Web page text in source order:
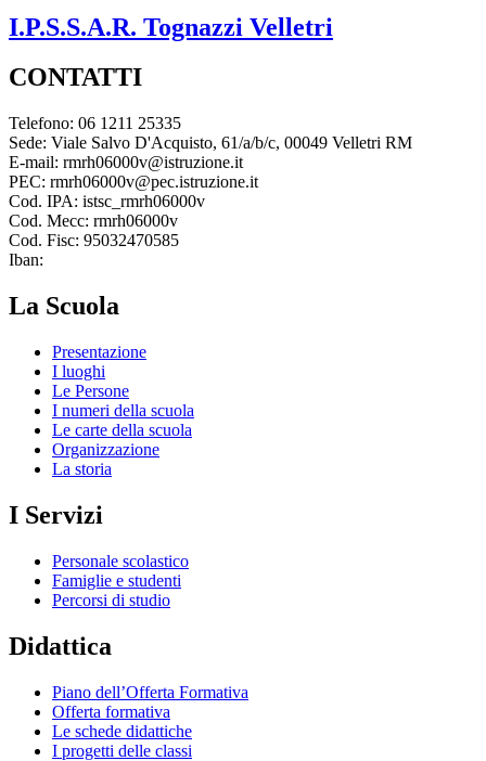
I.P.S.S.A.R. Tognazzi Velletri
CONTATTI
Telefono: 06 1211 25335
Sede: Viale Salvo D'Acquisto, 61/a/b/c, 00049 Velletri RM
E-mail: rmrh06000v@istruzione.it
PEC: rmrh06000v@pec.istruzione.it
Cod. IPA: istsc_rmrh06000v
Cod. Mecc: rmrh06000v
Cod. Fisc: 95032470585
Iban:
La Scuola
Presentazione
I luoghi
Le Persone
I numeri della scuola
Le carte della scuola
Organizzazione
La storia
I Servizi
Personale scolastico
Famiglie e studenti
Percorsi di studio
Didattica
Piano dell’Offerta Formativa
Offerta formativa
Le schede didattiche
I progetti delle classi